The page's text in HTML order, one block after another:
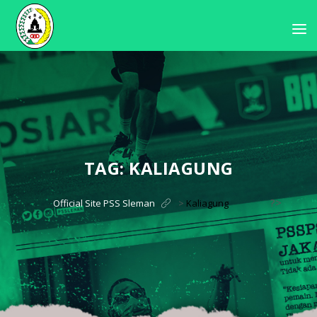
TAG:KALIAGUNG
Official Site PSS Sleman > Kaliagung ?>